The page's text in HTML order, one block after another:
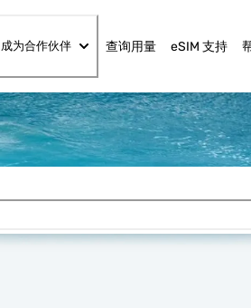
成为合作伙伴 查询用量 eSIM 支持